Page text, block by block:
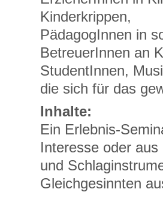
Kinderkrippen,
PädagogInnen in
BetreuerInnen an
StudentInnen,
die sich für das
Inhalte:
Ein Erlebnis-
Interesse oder
und
Gleichgesinnten